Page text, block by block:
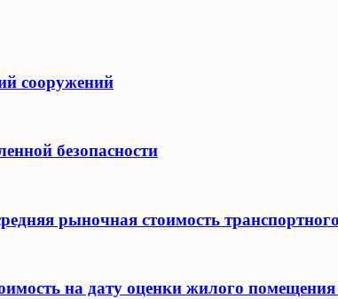
сооружений
безопасности
рыночная стоимость
на дату оценки жилого помещения